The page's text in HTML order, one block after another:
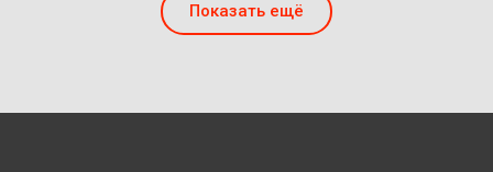
Показать ещё